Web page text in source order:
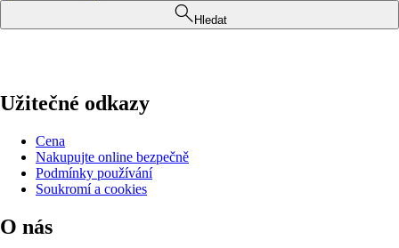
Hledat
Užitečné odkazy
Cena
Nakupujte online bezpečně
Podmínky používání
Soukromí a cookies
O nás